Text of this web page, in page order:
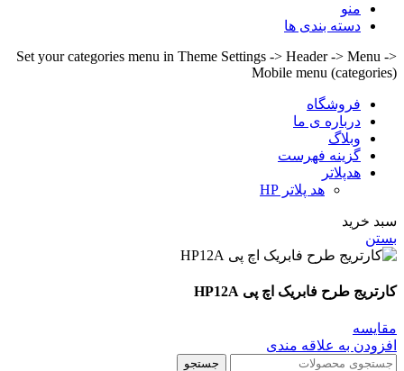
منو
دسته بندی ها
Set your categories menu in Theme Settings -> Header -> Menu ->
Mobile menu (categories)
فروشگاه
درباره ی ما
وبلاگ
گزینه فهرست
هدپلاتر
هد پلاتر HP
سبد خرید
بستن
کارتریج طرح فابریک اچ پی HP12A
مقايسه
افزودن به علاقه مندی
جستجو